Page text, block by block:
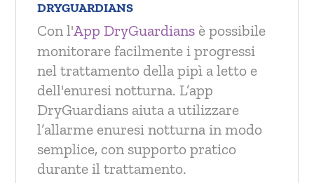
DRYGUARDIANS
Con l'App DryGuardians è possibile
monitorare facilmente i progressi
nel trattamento della pipì a letto e
dell'enuresi notturna. L’app
DryGuardians aiuta a utilizzare
l’allarme enuresi notturna in modo
semplice, con supporto pratico
durante il trattamento.